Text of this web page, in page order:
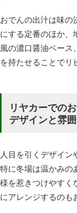
おでんの出汁は味の
にする定番のほか、
風の濃口醤油ベース
を持たせることでリ
リヤカーでの
デザインと雰
人目を引くデザイン
特に冬場は温かみの
様を惹きつけやすく
にアレンジするのも